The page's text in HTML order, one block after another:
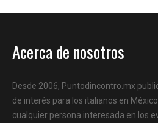
Acerca de nosotros
Desde 2006, Puntodincontro.mx
de interés para los italianos en
cualquier persona interesada en los